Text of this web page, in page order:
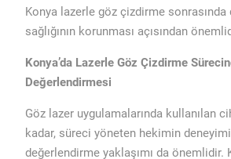
Konya lazerle göz çizdirme
sağlığının korunması açısından
Konya’da Lazerle Göz Çizdirme
Değerlendirmesi
Göz lazer uygulamalarında kullanılan
kadar, süreci yöneten hekimin deneyimi
değerlendirme yaklaşımı da önemlidir.